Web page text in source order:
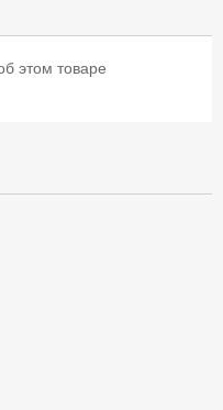
этом товаре